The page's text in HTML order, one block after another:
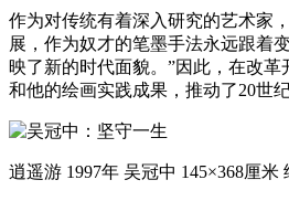
作为对传统有着深入研究的艺术家
展，作为奴才的笔墨手法永远跟着
映了新的时代面貌。”因此，在改
和他的绘画实践成果，推动了20世
逍遥游 1997年 吴冠中 145×368厘